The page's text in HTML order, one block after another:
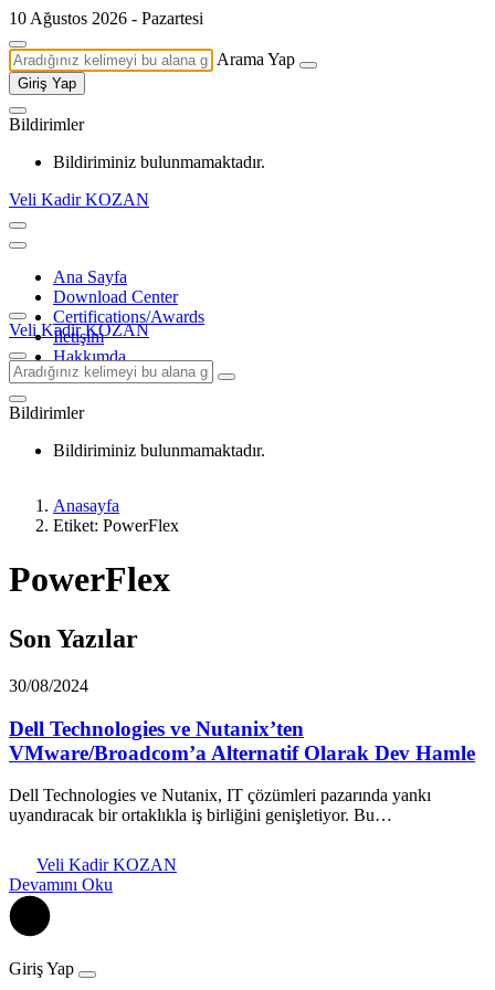
10 Ağustos 2026 - Pazartesi
Arama Yap
Giriş Yap
Bildirimler
Bildiriminiz bulunmamaktadır.
Veli Kadir KOZAN
Ana Sayfa
Download Center
Certifications/Awards
İletişim
Hakkımda
Veli Kadir KOZAN
Bildirimler
Bildiriminiz bulunmamaktadır.
Anasayfa
Etiket: PowerFlex
PowerFlex
Son Yazılar
30/08/2024
Dell Technologies ve Nutanix’ten
VMware/Broadcom’a Alternatif Olarak Dev Hamle
Dell Technologies ve Nutanix, IT çözümleri pazarında yankı
uyandıracak bir ortaklıkla iş birliğini genişletiyor. Bu…
Veli Kadir KOZAN
Devamını Oku
Giriş Yap